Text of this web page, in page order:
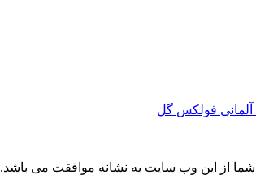
فولکس گل
شما از این وب سایت به نشانه موافقت می باشد.